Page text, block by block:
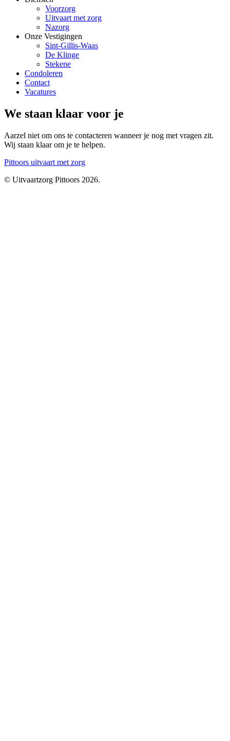
Voorzorg
Uitvaart met zorg
Nazorg
Onze Vestigingen
Sint-Gillis-Waas
De Klinge
Stekene
Condoleren
Contact
Vacatures
We staan klaar voor je
Aarzel niet om ons te contacteren wanneer je nog met vragen zit.
Wij staan klaar om je te helpen.
Pittoors uitvaart met zorg
© Uitvaartzorg Pittoors 2026.